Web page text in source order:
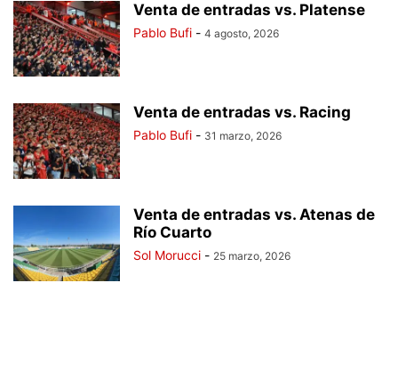
Venta de entradas vs. Platense
Pablo Bufi - 4 agosto, 2026
Venta de entradas vs. Racing
Pablo Bufi - 31 marzo, 2026
Venta de entradas vs. Atenas de
Río Cuarto
Sol Morucci - 25 marzo, 2026